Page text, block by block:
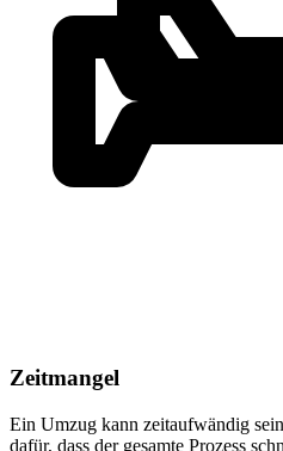
Zeitmangel
Ein Umzug kann zeitaufwändig
dafür, dass der gesamte Prozess